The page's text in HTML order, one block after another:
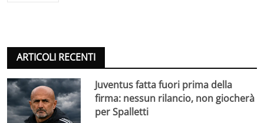
ARTICOLI RECENTI
Juventus fatta fuori prima della
firma: nessun rilancio, non giocherà
per Spalletti